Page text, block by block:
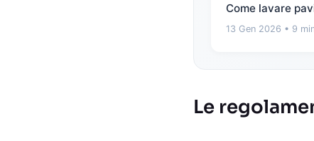
Come lavare
13 Gen 2026 • 9
Le